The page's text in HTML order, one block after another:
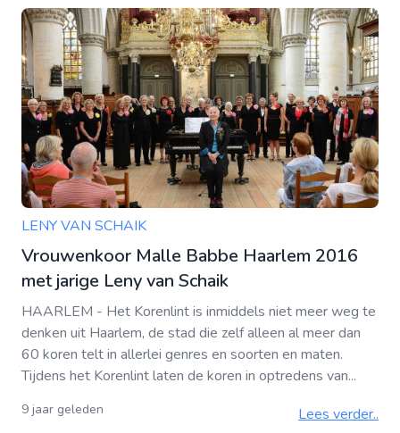
LENY VAN SCHAIK
Vrouwenkoor Malle Babbe Haarlem 2016
met jarige Leny van Schaik
HAARLEM - Het Korenlint is inmiddels niet meer weg te
denken uit Haarlem, de stad die zelf alleen al meer dan
60 koren telt in allerlei genres en soorten en maten.
Tijdens het Korenlint laten de koren in optredens van...
9 jaar geleden Lees verder..